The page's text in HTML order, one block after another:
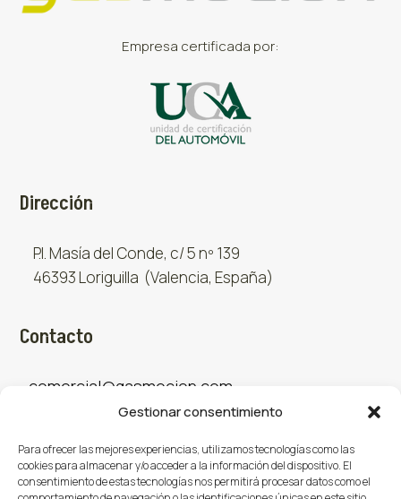
Gestionar consentimiento
Para ofrecer las mejores experiencias, utilizamos tecnologías como las
cookies para almacenar y/o acceder a la información del dispositivo. El
consentimiento de estas tecnologías nos permitirá procesar datos como el
Empresa certificada por:
Dirección
P.I. Masía del Conde, c/ 5 nº 139
46393 Loriguilla (Valencia, España)
Contacto
comercial@gasmocion.com